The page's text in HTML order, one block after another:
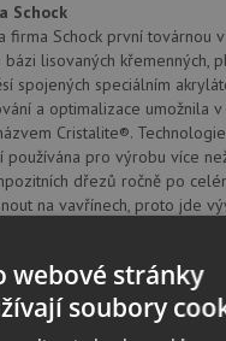
Schock
Schock první továrnou
lisovaných křemenných,
spojených speciálním
a optimalizace umožnila
Cristalite®.
používána pro výrobu více
dřezů ročně po
na vavřínech, proto jde
je nejen nový revoluční
mechanické vlastnosti ze
ale i třeba trvalá
iontům stříbra.
webové stránky
soubory